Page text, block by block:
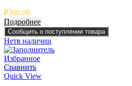
₽300.00
Подробнее
Сообщить о поступлении товара
Нетв наличии
Избранное
Сравнить
Quick View